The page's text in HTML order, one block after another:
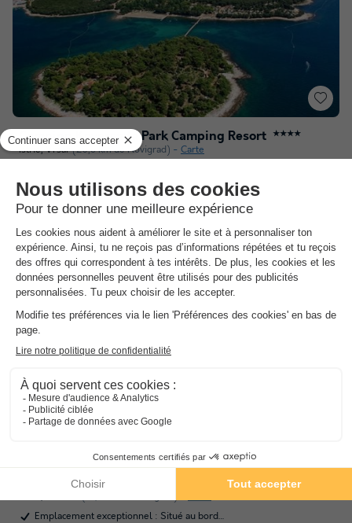
Camping Koversada Park Camping Resort ★★★★
Istrie,Vrsar (20,3 km de Novigrad)
Carte
Activités variées pour tous les âges : Le…
Services complets et modernes : Koversada…
Voir les autres disponibilités
Camping Zelena Laguna
Emplacement exceptionnel : Situé au bord…